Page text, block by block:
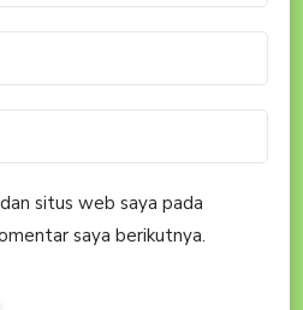
situs web saya pada
saya berikutnya.